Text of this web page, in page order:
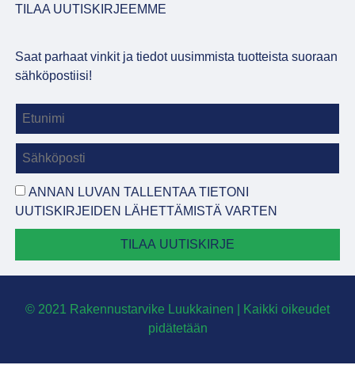
TILAA UUTISKIRJEEMME
Saat parhaat vinkit ja tiedot uusimmista tuotteista suoraan
sähköpostiisi!
ANNAN LUVAN TALLENTAA TIETONI
UUTISKIRJEIDEN LÄHETTÄMISTÄ VARTEN
TILAA UUTISKIRJE
© 2021 Rakennustarvike Luukkainen | Kaikki oikeudet
pidätetään